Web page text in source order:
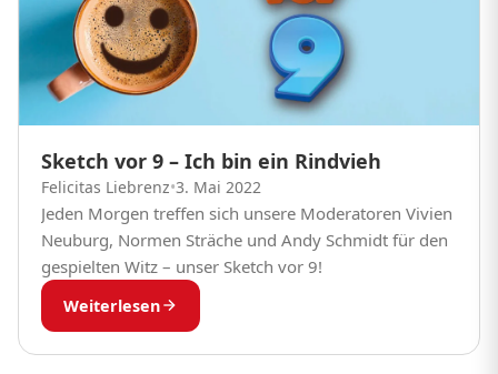
Sketch vor 9 – Ich bin ein Rindvieh
Felicitas Liebrenz•3. Mai 2022
Jeden Morgen treffen sich unsere Moderatoren Vivien
Neuburg, Normen Sträche und Andy Schmidt für den
gespielten Witz – unser Sketch vor 9!
Weiterlesen